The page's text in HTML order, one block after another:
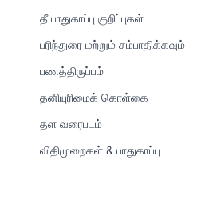
தீ பாதுகாப்பு குறிப்புகள்
பரிந்துரை மற்றும் சம்பாதிக்கவும்
பணத்திருப்பம்
தனியுரிமைக் கொள்கை
தள வரைபடம்
விதிமுறைகள் & பாதுகாப்பு